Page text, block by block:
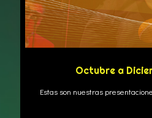
Octubre a
Estas son nuestras